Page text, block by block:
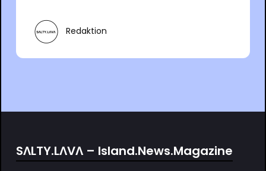
Redaktion
SΛLTY.LΛVΛ – Island.News.Magazine